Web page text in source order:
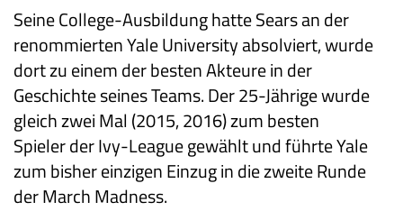
Seine College-Ausbildung hatte Sears an der
renommierten Yale University absolviert, wurde
dort zu einem der besten Akteure in der
Geschichte seines Teams. Der 25-Jährige wurde
gleich zwei Mal (2015, 2016) zum besten
Spieler der Ivy-League gewählt und führte Yale
zum bisher einzigen Einzug in die zweite Runde
der March Madness.